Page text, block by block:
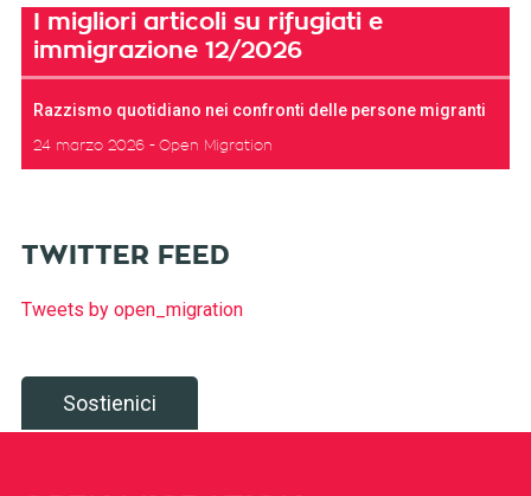
I migliori articoli su rifugiati e
immigrazione 12/2026
Razzismo quotidiano nei confronti delle persone migranti
24 marzo 2026 Open Migration
TWITTER FEED
Tweets by open_migration
Sostienici